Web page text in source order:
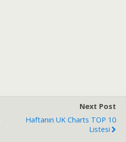
Next Post
Haftanın UK Charts TOP 10
Listesi